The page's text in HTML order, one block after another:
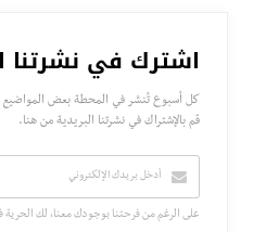
اشترك في نشرتنا
كل أسبوع تُنشر في المحطة بعض المواضيع
قم بالإشتراك في نشرتنا البريدية من هنا.
على الرغم من فرحتنا بوجودك معنا، لك الحرية